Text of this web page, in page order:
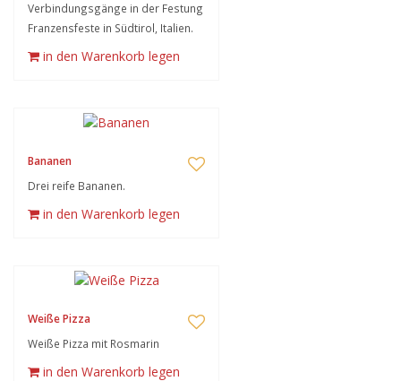
Verbindungsgänge in der Festung
Franzensfeste in Südtirol, Italien.
in den Warenkorb legen
Bananen
Drei reife Bananen.
in den Warenkorb legen
Weiße Pizza
Weiße Pizza mit Rosmarin
in den Warenkorb legen